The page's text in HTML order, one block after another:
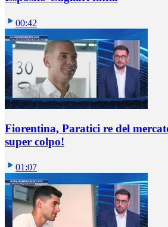
00:42
Fiorentina, Paratici re del
super colpo!
01:07